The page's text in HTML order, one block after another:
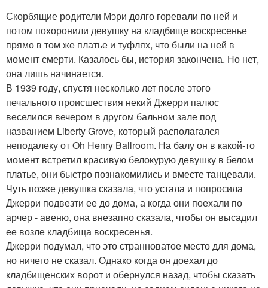
Скорбящие родители Мэри долго горевали по ней и
потом похоронили девушку на кладбище воскресенье
прямо в том же платье и туфлях, что были на ней в
момент смерти. Казалось бы, история закончена. Но нет,
она лишь начинается.
В 1939 году, спустя несколько лет после этого
печального происшествия некий Джерри палюс
веселился вечером в другом бальном зале под
названием Liberty Grove, который располагался
неподалеку от Oh Henry Ballroom. На балу он в какой-то
момент встретил красивую белокурую девушку в белом
платье, они быстро познакомились и вместе танцевали.
Чуть позже девушка сказала, что устала и попросила
Джерри подвезти ее до дома, а когда они поехали по
арчер - авеню, она внезапно сказала, чтобы он высадил
ее возле кладбища воскресенья.
Джерри подумал, что это странноватое место для дома,
но ничего не сказал. Однако когда он доехал до
кладбищенских ворот и обернулся назад, чтобы сказать